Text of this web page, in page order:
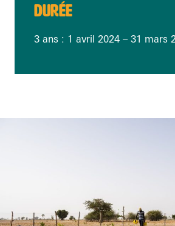
DURÉE
3 ans : 1 avril 2024 – 31 mars